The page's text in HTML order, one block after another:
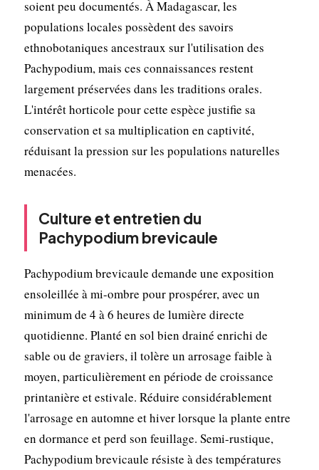
soient peu documentés. À Madagascar, les
populations locales possèdent des savoirs
ethnobotaniques ancestraux sur l'utilisation des
Pachypodium, mais ces connaissances restent
largement préservées dans les traditions orales.
L'intérêt horticole pour cette espèce justifie sa
conservation et sa multiplication en captivité,
réduisant la pression sur les populations naturelles
menacées.
Culture et entretien du
Pachypodium brevicaule
Pachypodium brevicaule demande une exposition
ensoleillée à mi-ombre pour prospérer, avec un
minimum de 4 à 6 heures de lumière directe
quotidienne. Planté en sol bien drainé enrichi de
sable ou de graviers, il tolère un arrosage faible à
moyen, particulièrement en période de croissance
printanière et estivale. Réduire considérablement
l'arrosage en automne et hiver lorsque la plante entre
en dormance et perd son feuillage. Semi-rustique,
Pachypodium brevicaule résiste à des températures